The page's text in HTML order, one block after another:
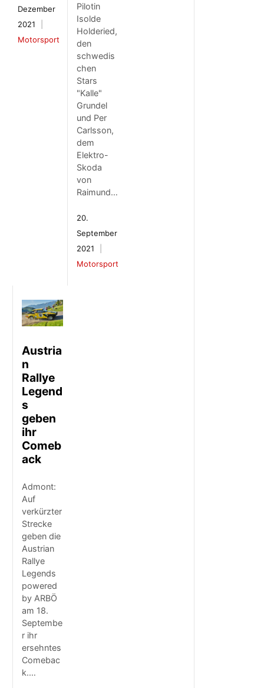
Dezember
2021
Motorsport
Pilotin
Isolde
Holderied,
den
schwedis
chen
Stars
"Kalle"
Grundel
und Per
Carlsson,
dem
Elektro-
Skoda
von
Raimund…
20.
September
2021
Motorsport
Austria
n
Rallye
Legend
s
geben
ihr
Comeb
ack
Admont:
Auf
verkürzter
Strecke
geben die
Austrian
Rallye
Legends
powered
by ARBÖ
am 18.
Septembe
r ihr
ersehntes
Comebac
k.…